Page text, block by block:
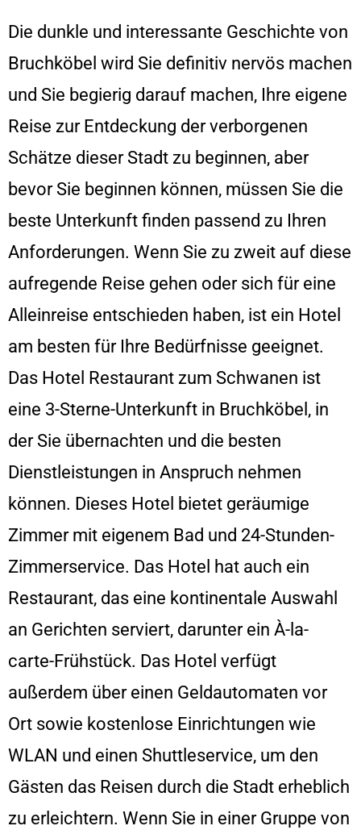
Die dunkle und interessante Geschichte von
Bruchköbel wird Sie definitiv nervös machen
und Sie begierig darauf machen, Ihre eigene
Reise zur Entdeckung der verborgenen
Schätze dieser Stadt zu beginnen, aber
bevor Sie beginnen können, müssen Sie die
beste Unterkunft finden passend zu Ihren
Anforderungen. Wenn Sie zu zweit auf diese
aufregende Reise gehen oder sich für eine
Alleinreise entschieden haben, ist ein Hotel
am besten für Ihre Bedürfnisse geeignet.
Das Hotel Restaurant zum Schwanen ist
eine 3-Sterne-Unterkunft in Bruchköbel, in
der Sie übernachten und die besten
Dienstleistungen in Anspruch nehmen
können. Dieses Hotel bietet geräumige
Zimmer mit eigenem Bad und 24-Stunden-
Zimmerservice. Das Hotel hat auch ein
Restaurant, das eine kontinentale Auswahl
an Gerichten serviert, darunter ein À-la-
carte-Frühstück. Das Hotel verfügt
außerdem über einen Geldautomaten vor
Ort sowie kostenlose Einrichtungen wie
WLAN und einen Shuttleservice, um den
Gästen das Reisen durch die Stadt erheblich
zu erleichtern. Wenn Sie in einer Gruppe von